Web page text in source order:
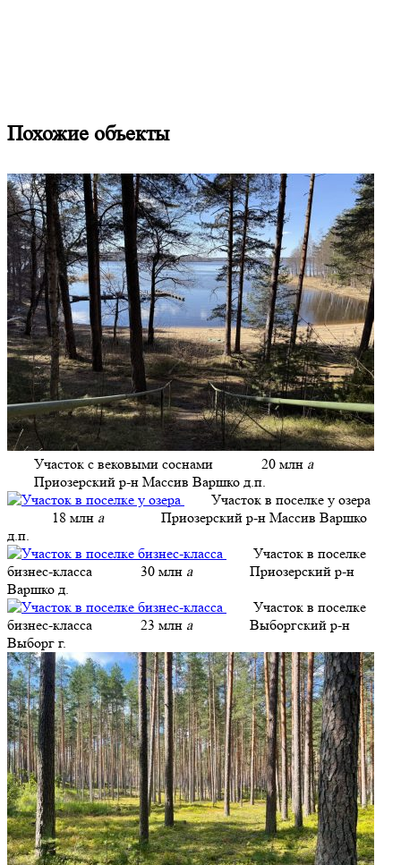
Похожие объекты
Участок с вековыми соснами 20 млн a
Приозерский р-н Массив Варшко д.п.
Участок в поселке у озера
18 млн a
Приозерский р-н Массив Варшко
д.п.
Участок в поселке
бизнес-класса
30 млн a
Приозерский р-н
Варшко д.
Участок в поселке
бизнес-класса
23 млн a
Выборгский р-н
Выборг г.